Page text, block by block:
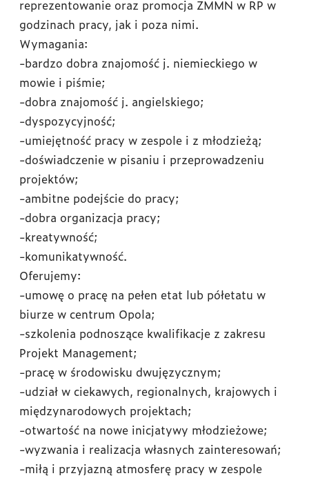
reprezentowanie oraz promocja ZMMN w RP w
godzinach pracy, jak i poza nimi.
Wymagania:
-bardzo dobra znajomość j. niemieckiego w
mowie i piśmie;
-dobra znajomość j. angielskiego;
-dyspozycyjność;
-umiejętność pracy w zespole i z młodzieżą;
-doświadczenie w pisaniu i przeprowadzeniu
projektów;
-ambitne podejście do pracy;
-dobra organizacja pracy;
-kreatywność;
-komunikatywność.
Oferujemy:
-umowę o pracę na pełen etat lub półetatu w
biurze w centrum Opola;
-szkolenia podnoszące kwalifikacje z zakresu
Projekt Management;
-pracę w środowisku dwujęzycznym;
-udział w ciekawych, regionalnych, krajowych i
międzynarodowych projektach;
-otwartość na nowe inicjatywy młodzieżowe;
-wyzwania i realizacja własnych zainteresowań;
-miłą i przyjazną atmosferę pracy w zespole